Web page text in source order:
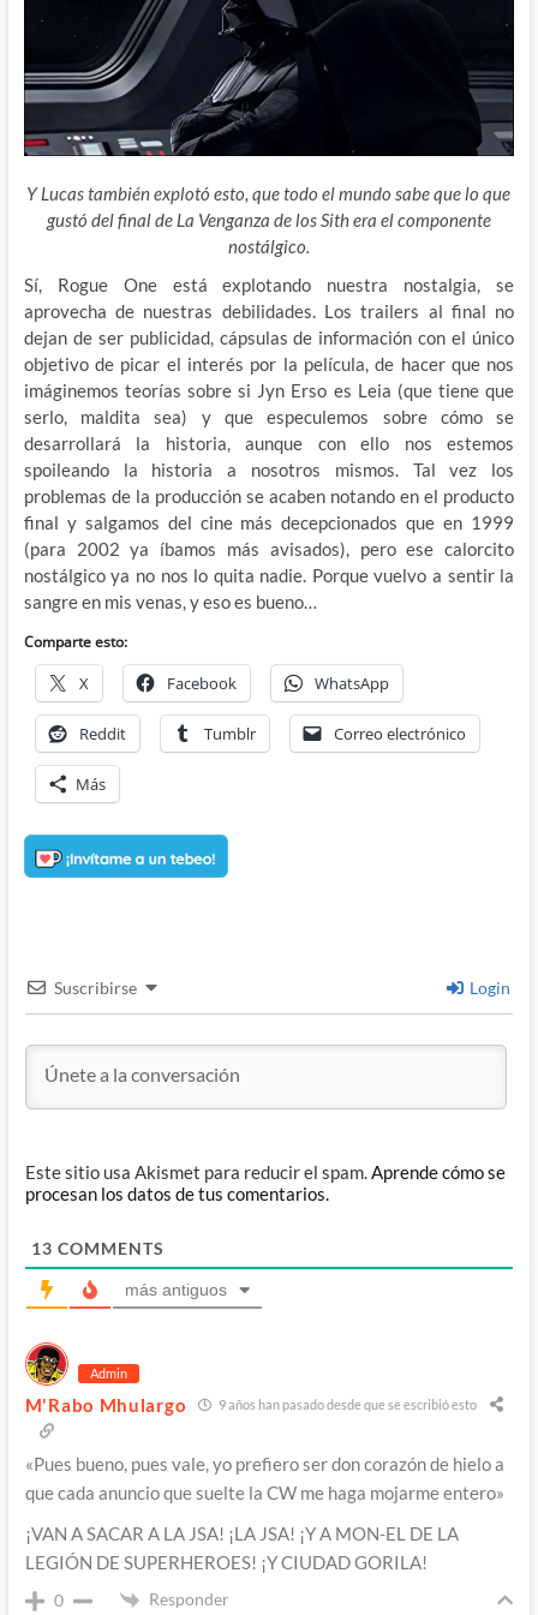
Y Lucas también explotó esto, que todo el mundo sabe que lo que
gustó del final de La Venganza de los Sith era el componente
nostálgico.
Sí, Rogue One está explotando nuestra nostalgia, se
aprovecha de nuestras debilidades. Los trailers al final no
dejan de ser publicidad, cápsulas de información con el único
objetivo de picar el interés por la película, de hacer que nos
imáginemos teorías sobre si Jyn Erso es Leia (que tiene que
serlo, maldita sea) y que especulemos sobre cómo se
desarrollará la historia, aunque con ello nos estemos
spoileando la historia a nosotros mismos. Tal vez los
problemas de la producción se acaben notando en el producto
final y salgamos del cine más decepcionados que en 1999
(para 2002 ya íbamos más avisados), pero ese calorcito
nostálgico ya no nos lo quita nadie. Porque vuelvo a sentir la
sangre en mis venas, y eso es bueno…
Comparte esto:
X Facebook WhatsApp
Reddit Tumblr Correo electrónico
Más
Suscribirse Login
Este sitio usa Akismet para reducir el spam. Aprende cómo se
procesan los datos de tus comentarios.
13 COMMENTS
más antiguos
Admin
M'Rabo Mhulargo 9 años han pasado desde que se escribió esto
«Pues bueno, pues vale, yo prefiero ser don corazón de hielo a
que cada anuncio que suelte la CW me haga mojarme entero»
¡VAN A SACAR A LA JSA! ¡LA JSA! ¡Y A MON-EL DE LA
LEGIÓN DE SUPERHEROES! ¡Y CIUDAD GORILA!
0 Responder